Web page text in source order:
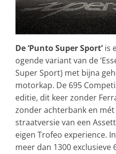
De ‘Punto Super Sport’is
ogende variant van de
Super Sport) met bijna
motorkap. De 695
editie, dit keer zonder
zonder achterbank en
straatversie van een
eigen Trofeo experience.
meer dan 1300 exclusieve